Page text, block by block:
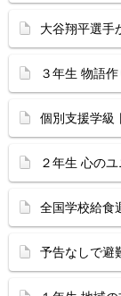
大谷翔平選手
３年生 物語
個別支援学級
２年生 心の
全国学校給食
予告なしで避